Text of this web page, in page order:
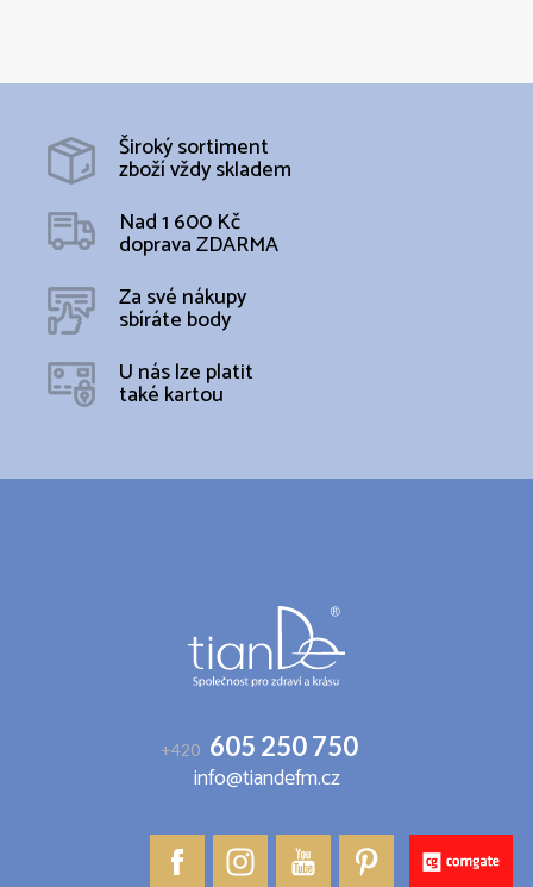
Široký sortiment
zboží vždy skladem
Nad 1 600 Kč
doprava ZDARMA
Za své nákupy
sbíráte body
U nás lze platit
také kartou
Z
+420 605 250 750
info@tiandefm.cz